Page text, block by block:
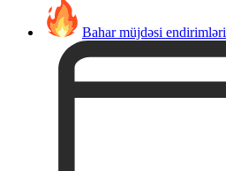
Bahar müjdəsi endirimləri